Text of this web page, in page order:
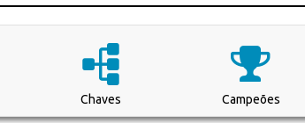
Chaves Campeões